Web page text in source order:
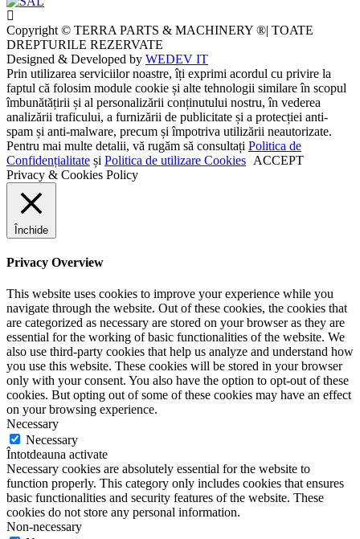
Copyright © TERRA PARTS & MACHINERY ®| TOATE
DREPTURILE REZERVATE
Designed & Developed by WEDEV IT
Prin utilizarea serviciilor noastre, îți exprimi acordul cu privire la
faptul că folosim module cookie și alte tehnologii similare în scopul
îmbunătățirii și al personalizării conținutului nostru, în vederea
analizării traficului, a furnizării de publicitate și a protecției anti-
spam și anti-malware, precum și împotriva utilizării neautorizate.
Pentru mai multe detalii, vă rugăm să consultați Politica de
Confidențialitate și Politica de utilizare Cookies ACCEPT
Privacy & Cookies Policy
Închide
Privacy Overview
This website uses cookies to improve your experience while you
navigate through the website. Out of these cookies, the cookies that
are categorized as necessary are stored on your browser as they are
essential for the working of basic functionalities of the website. We
also use third-party cookies that help us analyze and understand how
you use this website. These cookies will be stored in your browser
only with your consent. You also have the option to opt-out of these
cookies. But opting out of some of these cookies may have an effect
on your browsing experience.
Necessary
Necessary
Întotdeauna activate
Necessary cookies are absolutely essential for the website to
function properly. This category only includes cookies that ensures
basic functionalities and security features of the website. These
cookies do not store any personal information.
Non-necessary